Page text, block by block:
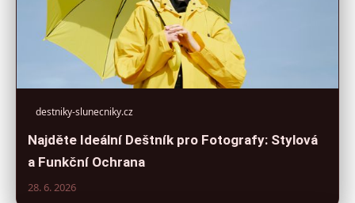
destniky-slunecniky.cz
Najděte Ideální Deštník pro Fotografy: Stylová
a Funkční Ochrana
28. 6. 2026